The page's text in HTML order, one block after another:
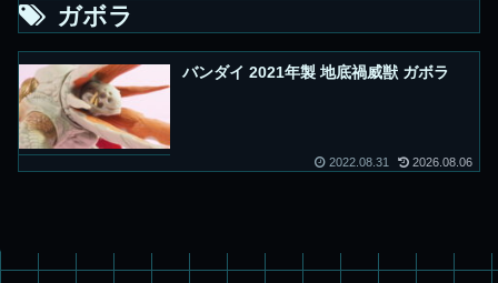
ガボラ
バンダイ 2021年製 地底禍威獣 ガボラ
2022.08.31 2026.08.06